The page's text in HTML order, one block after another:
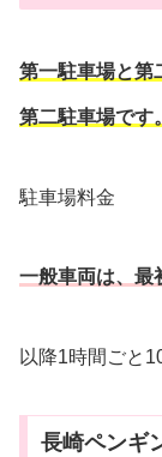
第一駐車場と第
第二駐車場です。
駐車場料金
一般車両は、最
以降1時間ごと
長崎ペンギ